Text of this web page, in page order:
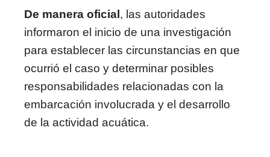
De manera oficial , las autoridades
informaron el inicio de una investigación
para establecer las circunstancias en que
ocurrió el caso y determinar posibles
responsabilidades relacionadas con la
embarcación involucrada y el desarrollo
de la actividad acuática.